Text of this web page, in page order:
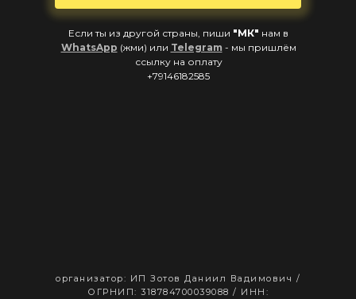
Если ты из другой страны, пиши "МК" нам в
WhatsApp (жми) или Telegram - мы пришлём
ссылку на оплату
+79146182585
организатор: ИП Зотов Даниил Вадимович /
ОГРНИП: 318784700039088 / ИНН: